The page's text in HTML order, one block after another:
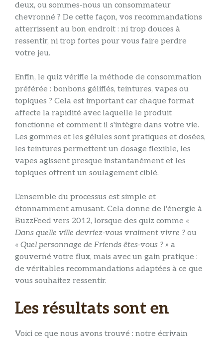
deux, ou sommes-nous un consommateur
chevronné ? De cette façon, vos recommandations
atterrissent au bon endroit : ni trop douces à
ressentir, ni trop fortes pour vous faire perdre
votre jeu.
Enfin, le quiz vérifie la méthode de consommation
préférée : bonbons gélifiés, teintures, vapes ou
topiques ? Cela est important car chaque format
affecte la rapidité avec laquelle le produit
fonctionne et comment il s'intègre dans votre vie.
Les gommes et les gélules sont pratiques et dosées,
les teintures permettent un dosage flexible, les
vapes agissent presque instantanément et les
topiques offrent un soulagement ciblé.
L'ensemble du processus est simple et
étonnamment amusant. Cela donne de l'énergie à
BuzzFeed vers 2012, lorsque des quiz comme «
Dans quelle ville devriez-vous vraiment vivre ? ou
« Quel personnage de Friends êtes-vous ? » a
gouverné votre flux, mais avec un gain pratique :
de véritables recommandations adaptées à ce que
vous souhaitez ressentir.
Les résultats sont en
Voici ce que nous avons trouvé : notre écrivain